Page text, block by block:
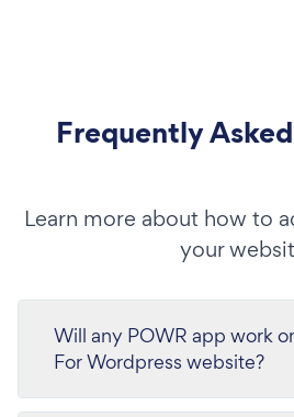
Frequently
Learn more about how to
your
Will any POWR app work
For Wordpress website?